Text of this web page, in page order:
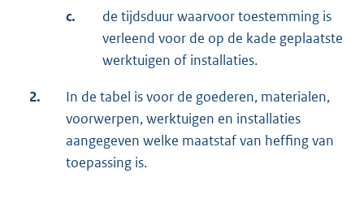
c.
de tijdsduur waarvoor toestemming is
verleend voor de op de kade geplaatste
werktuigen of installaties.
2.
In de tabel is voor de goederen, materialen,
voorwerpen, werktuigen en installaties
aangegeven welke maatstaf van heffing van
toepassing is.